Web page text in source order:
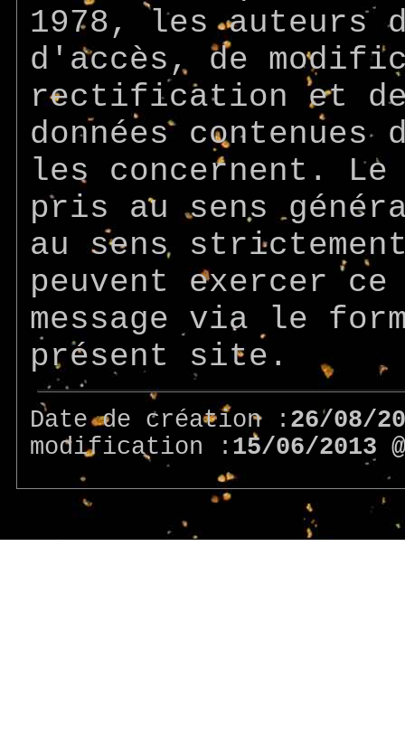
1978, les auteurs
d'accès, de
rectification et de
données
les concernent.
pris au sens
au sens
peuvent exercer
message via le
présent site.
Date de création : 26/08/
modification : 15/06/2013